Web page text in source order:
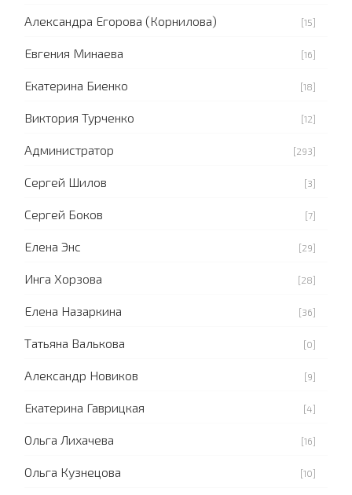
Александра Егорова (Корнилова) [15]
Евгения Минаева [16]
Екатерина Биенко [18]
Виктория Турченко [12]
Администратор [293]
Сергей Шилов [3]
Сергей Боков [7]
Елена Энс [29]
Инга Хорзова [28]
Елена Назаркина [36]
Татьяна Валькова [0]
Александр Новиков [9]
Екатерина Гаврицкая [4]
Ольга Лихачева [16]
Ольга Кузнецова [10]